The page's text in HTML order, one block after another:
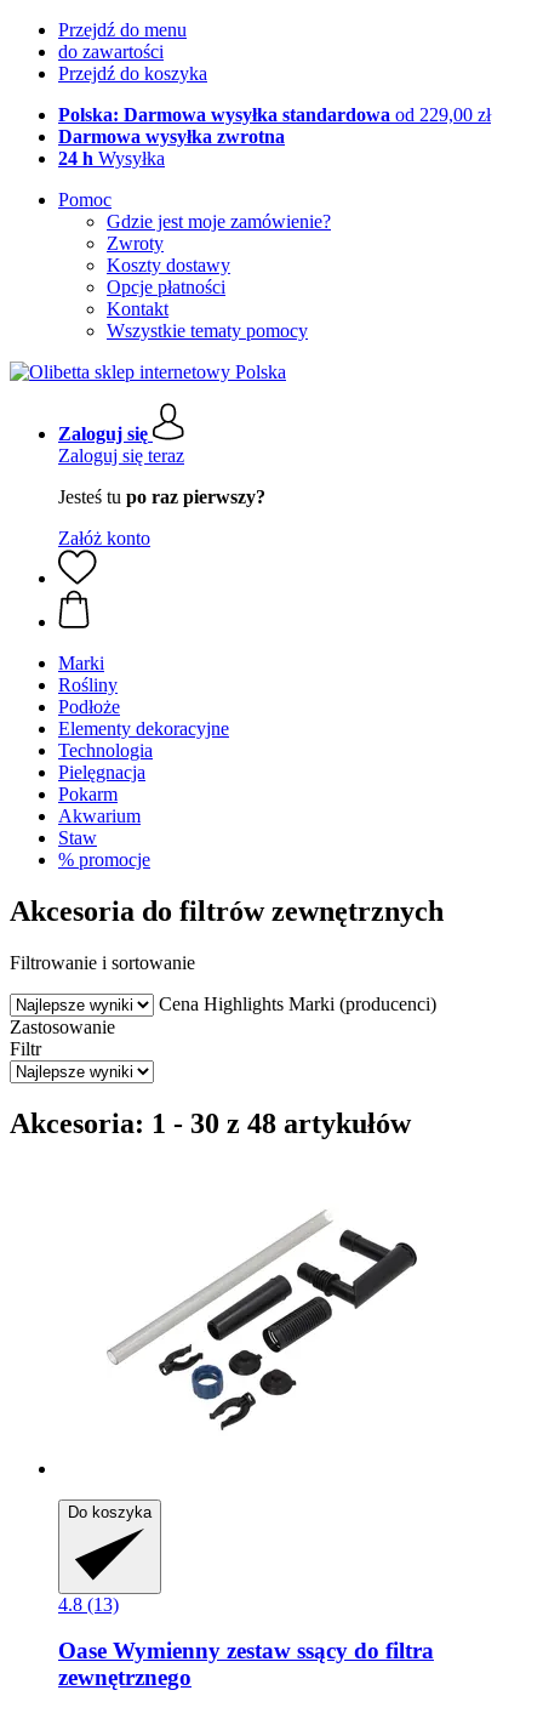
Przejdź do menu
do zawartości
Przejdź do koszyka
Polska: Darmowa wysyłka standardowa od 229,00 zł
Darmowa wysyłka zwrotna
24 h Wysyłka
Pomoc
Gdzie jest moje zamówienie?
Zwroty
Koszty dostawy
Opcje płatności
Kontakt
Wszystkie tematy pomocy
Zaloguj się
Zaloguj się teraz
Jesteś tu po raz pierwszy?
Załóż konto
Marki
Rośliny
Podłoże
Elementy dekoracyjne
Technologia
Pielęgnacja
Pokarm
Akwarium
Staw
% promocje
Akcesoria do filtrów zewnętrznych
Filtrowanie i sortowanie
Cena Highlights Marki (producenci)
Zastosowanie
Filtr
Akcesoria: 1 - 30 z 48 artykułów
Do koszyka
4.8 (13)
Oase Wymienny zestaw ssący do filtra
zewnętrznego